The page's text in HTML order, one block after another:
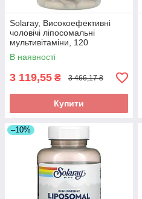
Solaray, Високоефективні
чоловічі ліпосомальні
мультивітаміни, 120
рослинних капсул оригінал
В наявності
3 119,55 ₴ 3 466,17 ₴
Купити
–10%